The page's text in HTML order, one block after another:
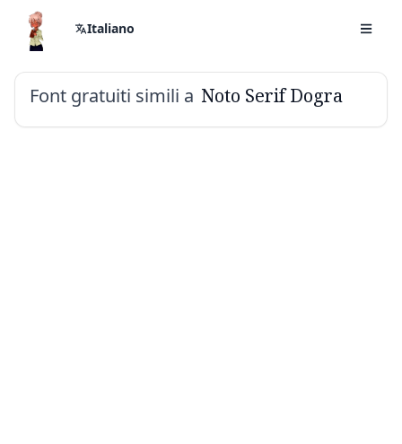
Italiano
Font gratuiti simili a Noto Serif Dogra